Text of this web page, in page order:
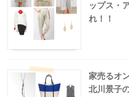
ップス・
れ！！
家売るオ
北川景子